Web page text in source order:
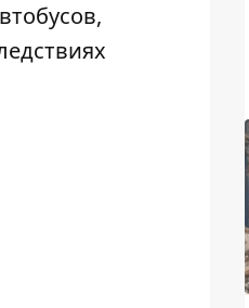
,